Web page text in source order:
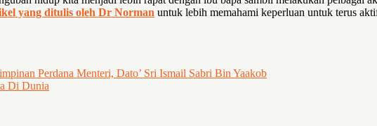
yang ditulis oleh Dr Norman untuk lebih memahami keperluan untuk terus
Perdana Menteri, Dato’ Sri Ismail Sabri Bin Yaakob
Di Dunia